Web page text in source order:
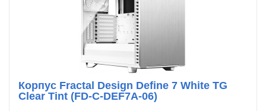
Корпус Fractal Design Define 7 White TG
Clear Tint (FD-C-DEF7A-06)